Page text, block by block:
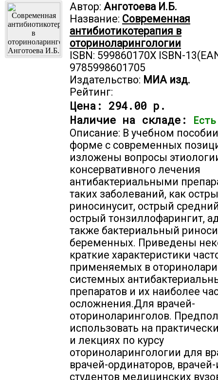
Автор: Анготоева И.Б.
Название: Современная
антибиотикотерапия в
оториноларингологии
ISBN: 599860170X ISBN-
9785998601705
Издательство: МИА изд.
Рейтинг:
Цена: 294.00 р.
Наличие на складе:
Есть
Описание: В учебном
форме с современных
изложены вопросы
консервативного лечения
антибактериальными
таких заболеваний, как
риносинусит, острый
острый тонзиллофарингит,
также бактериальный
беременных. Приведены
краткие характеристики
применяемых в
системных
препаратов и их наиболее
осложнения.Для врачей-
оториноларинголов.
использовать на
и лекциях по курсу
оториноларингологии для
врачей-ординаторов,
студентов медицинских